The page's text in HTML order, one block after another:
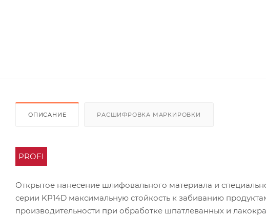
ОПИСАНИЕ РАСШИФРОВКА МАРКИРОВКИ
PROFI
Открытое нанесение шлифовального материала и
серии KP14D максимальную стойкость к забиванию
производительности при обработке шпатлеванных и